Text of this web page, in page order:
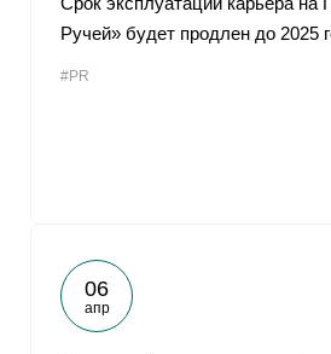
Ручей» будет продлен до 2025
#PR
06
апр